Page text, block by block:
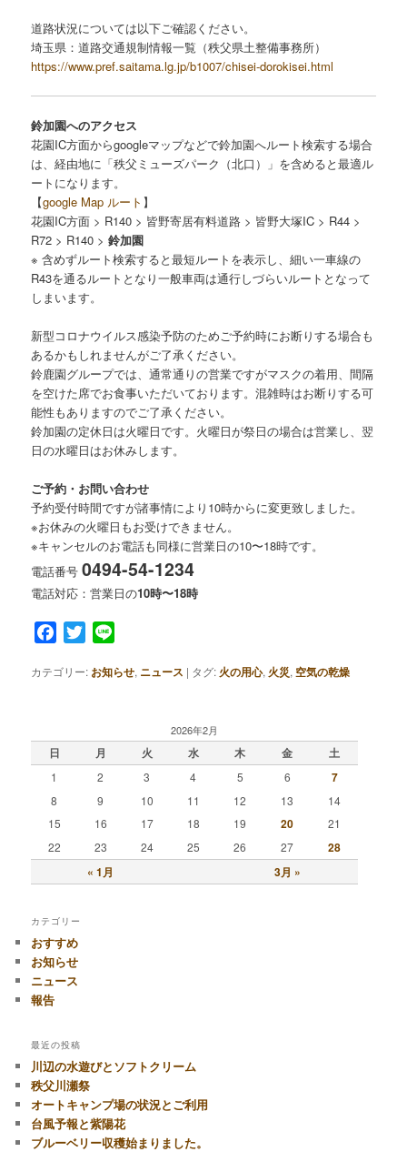
道路状況については以下ご確認ください。
埼玉県：道路交通規制情報一覧（秩父県土整備事務所）
https://www.pref.saitama.lg.jp/b1007/chisei-dorokisei.html
鈴加園へのアクセス
花園IC方面からgoogleマップなどで鈴加園へルート検索する場合
は、経由地に「秩父ミューズパーク（北口）」を含めると最適ル
ートになります。
【google Map ルート 】
花園IC方面 > R140 > 皆野寄居有料道路 > 皆野大塚IC > R44 >
R72 > R140 >鈴加園
※ 含めずルート検索すると最短ルートを表示し、細い一車線の
R43を通るルートとなり一般車両は通行しづらいルートとなって
しまいます。
新型コロナウイルス感染予防のためご予約時にお断りする場合も
あるかもしれませんがご了承ください。
鈴鹿園グループでは、通常通りの営業ですがマスクの着用、間隔
を空けた席でお食事いただいております。混雑時はお断りする可
能性もありますのでご了承ください。
鈴加園の定休日は火曜日です。火曜日が祭日の場合は営業し、翌
日の水曜日はお休みします。
ご予約・お問い合わせ
予約受付時間ですが諸事情により10時からに変更致しました。
※お休みの火曜日もお受けできません。
※キャンセルのお電話も同様に営業日の10〜18時です。
電話番号0494-54-1234
電話対応：営業日の10時〜18時
Facebook
Twitter
カテゴリー: お知らせ, ニュース | タグ: 火の用心, 火災, 空気の乾燥
2026年2月
日 月 火 水 木 金 土
« 1月 3月 »
1 2 3 4 5 6 7
8 9 10 11 12 13
14
15
16 17 18 19 20
21
22
23 24 25 26 27 28
カテゴリー
おすすめ
お知らせ
ニュース
報告
最近の投稿
川辺の水遊びとソフトクリーム
秩父川瀬祭
オートキャンプ場の状況とご利用
台風予報と紫陽花
ブルーベリー収穫始まりました。